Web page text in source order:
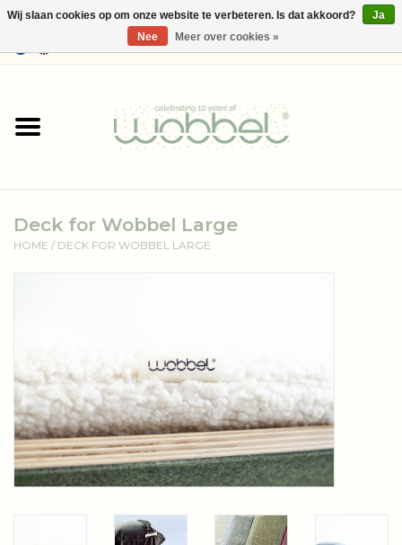
Shop
Over Wobbel
Deck for Wobbel Large
HOME / DECK FOR WOBBEL LARGE
Wij slaan cookies op om onze website te verbeteren. Is dat akkoord?
Ja
Nee
Meer over cookies »